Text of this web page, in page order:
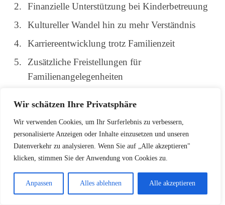
Wir schätzen Ihre Privatsphäre
Wir verwenden Cookies, um Ihr Surferlebnis zu verbessern,
personalisierte Anzeigen oder Inhalte einzusetzen und unseren
Datenverkehr zu analysieren. Wenn Sie auf „Alle akzeptieren"
klicken, stimmen Sie der Anwendung von Cookies zu.
Anpassen Alles ablehnen Alle akzeptieren
Finanzielle Unterstützung bei Kinderbetreuung
Kultureller Wandel hin zu mehr Verständnis
Karriereentwicklung trotz Familienzeit
Zusätzliche Freistellungen für
Familienangelegenheiten
Arbeit und Kinder 2026
gemeinsam schaffen: Praktische
positionieren sich als attraktive Arbeitgeber für
qualifizierte Fachkräfte mit Familie.